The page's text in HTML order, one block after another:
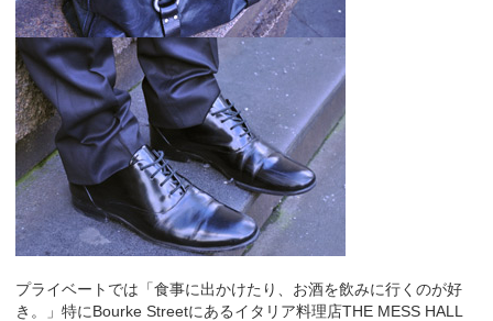
プライベートでは「食事に出かけたり、お酒を飲みに行くのが好
き。」特にBourke Streetにあるイタリア料理店THE MESS HALL